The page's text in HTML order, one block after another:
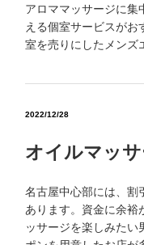
アロママッサージに集
える個室サービスがお
室を売りにしたメン
2022/12/28
オイルマッ
名古屋中心部には、割
あります。資金に余裕
ッサージを楽しみたい